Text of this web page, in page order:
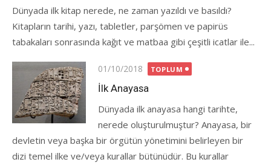
Dünyada ilk kitap nerede, ne zaman yazıldı ve basıldı?
Kitapların tarihi, yazı, tabletler, parşömen ve papirüs
tabakaları sonrasında kağıt ve matbaa gibi çeşitli icatlar ile...
Posted
on
01/10/2018 TOPLUM
İlk Anayasa
Dünyada ilk anayasa hangi tarihte,
nerede oluşturulmuştur? Anayasa, bir
devletin veya başka bir örgütün yönetimini belirleyen bir
dizi temel ilke ve/veya kurallar bütünüdür. Bu kurallar